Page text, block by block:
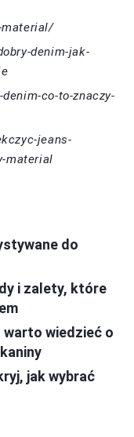
material/
denim-jak-
co-to-znaczy-
jeans-
material
do
i zalety, które
wiedzieć o
jak wybrać